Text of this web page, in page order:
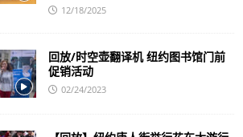
12/18/2025
回放/时空壶翻译机 纽约图书馆门前
促销活动
02/24/2023